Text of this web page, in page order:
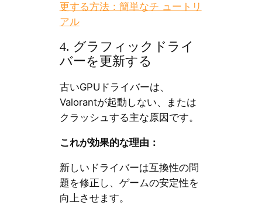
更する方法：簡単なチ ュートリ
アル
4. グラフィックドライ
バーを更新する
古いGPUドライバーは、
Valorantが起動しない、または
クラッシュする主な原因です。
これが効果的な理由：
新しいドライバーは互換性の問
題を修正し、ゲームの安定性を
向上させます。